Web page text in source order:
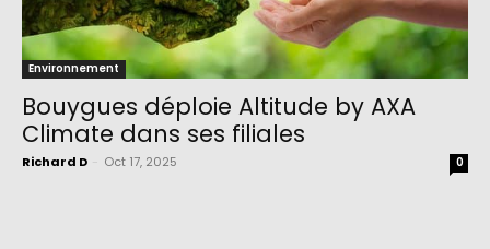
Environnement
Bouygues déploie Altitude by AXA
Climate dans ses filiales
Richard D Oct 17, 2025 0